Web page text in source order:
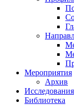
Мероприятия
Архив
Исследования
Библиотека